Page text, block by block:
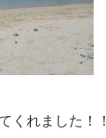
くれました！！